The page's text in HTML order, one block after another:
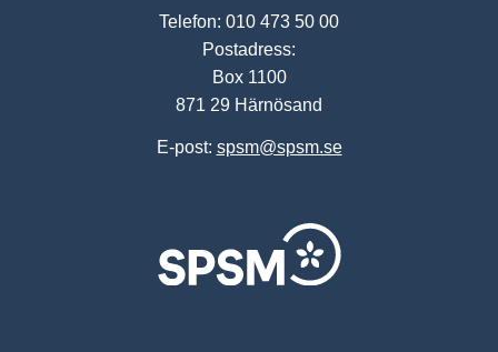
Telefon: 010 473 50 00
Postadress:
Box 1100
871 29 Härnösand
E-post: spsm@spsm.se